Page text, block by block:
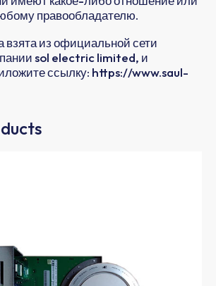
правообладателю.
взята из официальной сети
sol electric limited, и
ссылку: https://www.saul-